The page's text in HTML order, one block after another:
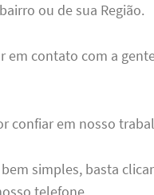
ou de sua Região.
em contato com a
confiar em nosso
simples, basta
telefone.